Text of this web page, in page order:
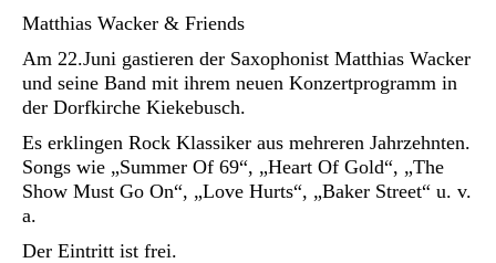
Matthias Wacker & Friends
Am 22.Juni gastieren der Saxophonist Matthias Wacker
und seine Band mit ihrem neuen Konzertprogramm in
der Dorfkirche Kiekebusch.
Es erklingen Rock Klassiker aus mehreren Jahrzehnten.
Songs wie „Summer Of 69“, „Heart Of Gold“, „The
Show Must Go On“, „Love Hurts“, „Baker Street“ u. v.
a.
Der Eintritt ist frei.